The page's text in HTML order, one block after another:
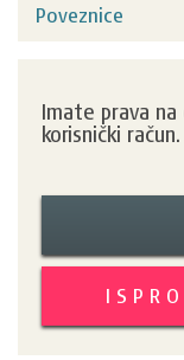
Poveznice
Imate prava
korisnički račun.